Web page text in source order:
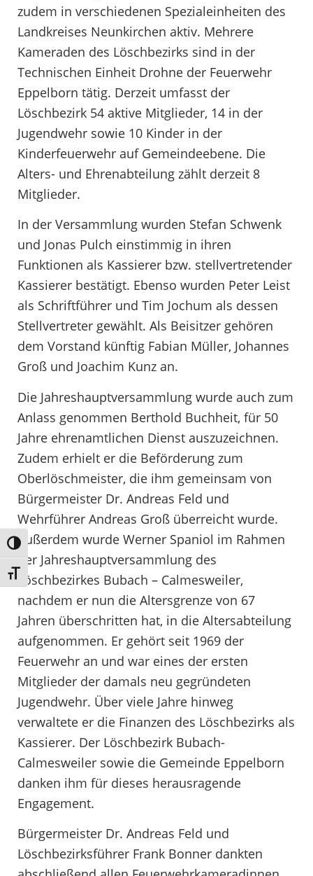
Umschalten auf hohe Kontraste
Schrift vergrößern
zudem in verschiedenen Spezialeinheiten des
Landkreises Neunkirchen aktiv. Mehrere
Kameraden des Löschbezirks sind in der
Technischen Einheit Drohne der Feuerwehr
Eppelborn tätig. Derzeit umfasst der
Löschbezirk 54 aktive Mitglieder, 14 in der
Jugendwehr sowie 10 Kinder in der
Kinderfeuerwehr auf Gemeindeebene. Die
Alters- und Ehrenabteilung zählt derzeit 8
Mitglieder.
In der Versammlung wurden Stefan Schwenk
und Jonas Pulch einstimmig in ihren
Funktionen als Kassierer bzw. stellvertretender
Kassierer bestätigt. Ebenso wurden Peter Leist
als Schriftführer und Tim Jochum als dessen
Stellvertreter gewählt. Als Beisitzer gehören
dem Vorstand künftig Fabian Müller, Johannes
Groß und Joachim Kunz an.
Die Jahreshauptversammlung wurde auch zum
Anlass genommen Berthold Buchheit, für 50
Jahre ehrenamtlichen Dienst auszuzeichnen.
Zudem erhielt er die Beförderung zum
Oberlöschmeister, die ihm gemeinsam von
Bürgermeister Dr. Andreas Feld und
Wehrführer Andreas Groß überreicht wurde.
Außerdem wurde Werner Spaniol im Rahmen
der Jahreshauptversammlung des
Löschbezirkes Bubach – Calmesweiler,
nachdem er nun die Altersgrenze von 67
Jahren überschritten hat, in die Altersabteilung
aufgenommen. Er gehört seit 1969 der
Feuerwehr an und war eines der ersten
Mitglieder der damals neu gegründeten
Jugendwehr. Über viele Jahre hinweg
verwaltete er die Finanzen des Löschbezirks als
Kassierer. Der Löschbezirk Bubach-
Calmesweiler sowie die Gemeinde Eppelborn
danken ihm für dieses herausragende
Engagement.
Bürgermeister Dr. Andreas Feld und
Löschbezirksführer Frank Bonner dankten